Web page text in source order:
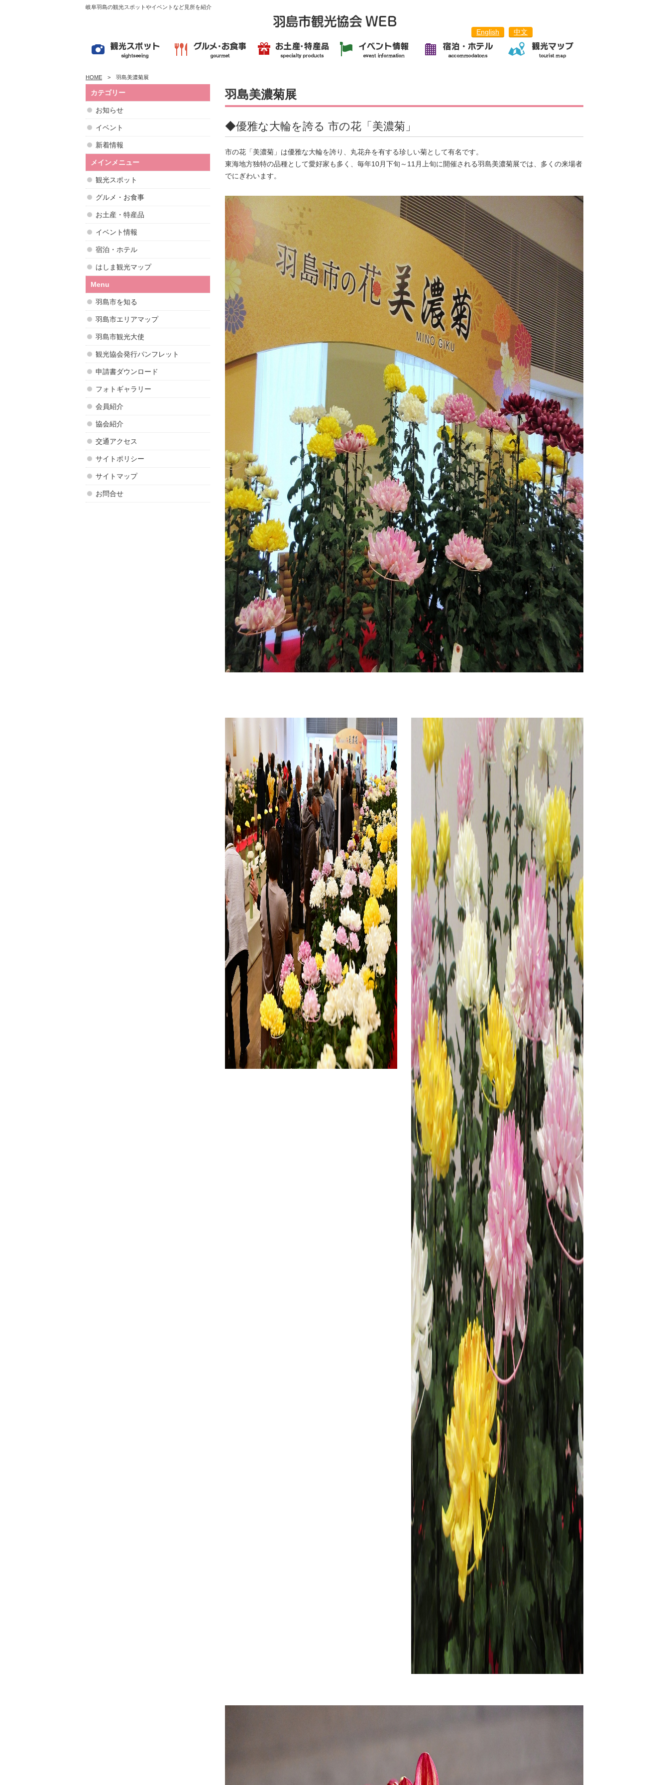
English 中文
岐阜羽島の観光スポットやイベントなど見所を紹介
HOME 羽島美濃菊展
羽島美濃菊展
◆優雅な大輪を誇る 市の花「美濃菊」
市の花「美濃菊」は優雅な大輪を誇り、丸花弁を有する珍しい菊として有名です。
東海地方独特の品種として愛好家も多く、毎年10月下旬～11月上旬に開催される羽島美濃菊展では、多くの来場者
でにぎわいます。
カテゴリー
お知らせ
イベント
新着情報
メインメニュー
観光スポット
グルメ・お食事
お土産・特産品
イベント情報
宿泊・ホテル
はしま観光マップ
Menu
羽島市を知る
羽島市エリアマップ
羽島市観光大使
観光協会発行パンフレット
申請書ダウンロード
フォトギャラリー
会員紹介
協会紹介
交通アクセス
サイトポリシー
サイトマップ
お問合せ